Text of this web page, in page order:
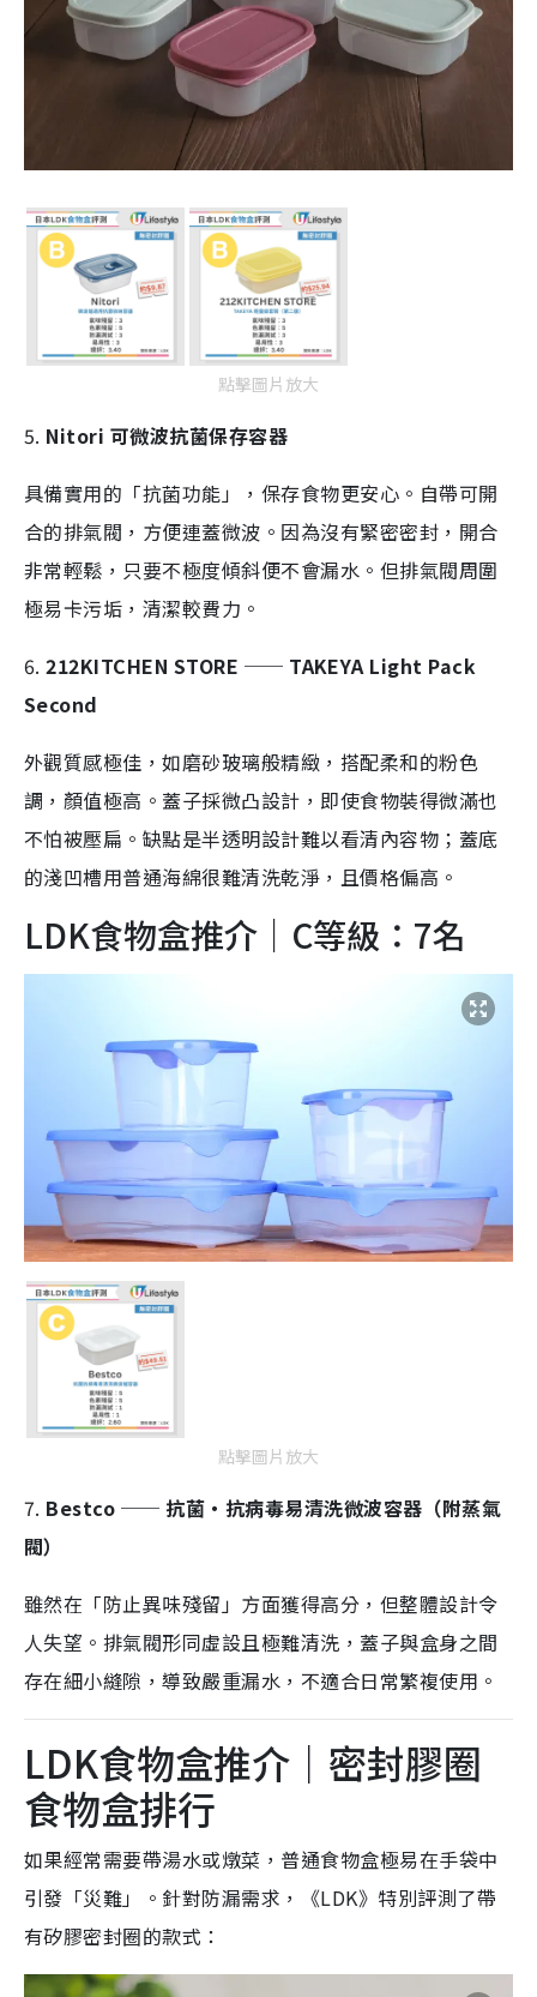
點擊圖片放大
5. Nitori 可微波抗菌保存容器
具備實用的「抗菌功能」，保存食物更安心。自帶可開
合的排氣閥，方便連蓋微波。因為沒有緊密密封，開合
非常輕鬆，只要不極度傾斜便不會漏水。但排氣閥周圍
極易卡污垢，清潔較費力。
6.212KITCHEN STORE ── TAKEYA Light Pack
Second
外觀質感極佳，如磨砂玻璃般精緻，搭配柔和的粉色
調，顏值極高。蓋子採微凸設計，即使食物裝得微滿也
不怕被壓扁。 缺點是半透明設計難以看清內容物；蓋底
的淺凹槽用普通海綿很難清洗乾淨，且價格偏高。
LDK食物盒推介｜C等級：7名
點擊圖片放大
7. Bestco ── 抗菌・抗病毒易清洗微波容器（附蒸氣
閥）
雖然在「防止異味殘留」方面獲得高分，但整體設計令
人失望。排氣閥形同虛設且極難清洗，蓋子與盒身之間
存在細小縫隙，導致嚴重漏水，不適合日常繁複使用。
LDK食物盒推介｜密封膠圈
食物盒排行
如果經常需要帶湯水或燉菜，普通食物盒極易在手袋中
引發「災難」。針對防漏需求，《LDK》特別評測了帶
有矽膠密封圈的款式：